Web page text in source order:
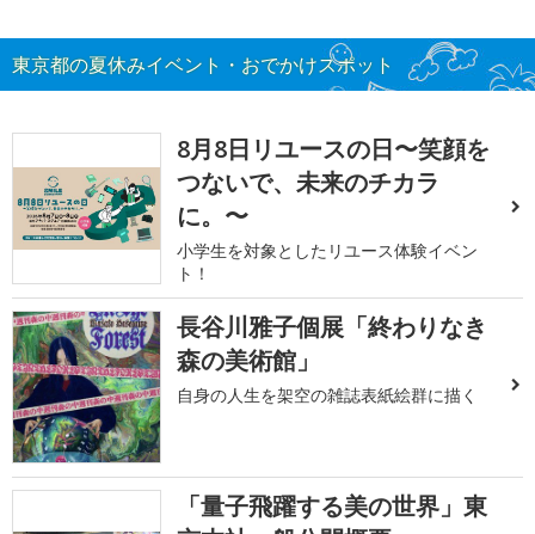
東京都の夏休みイベント・おでかけスポット
8月8日リユースの日〜笑顔を
つないで、未来のチカラ
に。〜
小学生を対象としたリユース体験イベン
ト！
長谷川雅子個展「終わりなき
森の美術館」
自身の人生を架空の雑誌表紙絵群に描く
「量子飛躍する美の世界」東